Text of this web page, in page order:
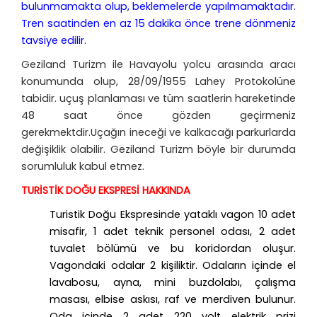
bulunmamakta olup, beklemelerde yapılmamaktadır.
Tren saatinden en az 15 dakika önce trene dönmeniz
tavsiye edilir.
Geziland Turizm ile Havayolu yolcu arasında aracı
konumunda olup, 28/09/1955 Lahey Protokolüne
tabidir. uçuş planlaması ve tüm saatlerin hareketinde
48 saat önce gözden geçirmeniz
gerekmektdir.Uçağın ineceği ve kalkacağı parkurlarda
değişiklik olabilir. Geziland Turizm böyle bir durumda
sorumluluk kabul etmez.
TURİSTİK DOĞU EKSPRESİ HAKKINDA
Turistik Doğu Ekspresinde yataklı vagon 10 adet
misafir, 1 adet teknik personel odası, 2 adet
tuvalet bölümü ve bu koridordan oluşur.
Vagondaki odalar 2 kişiliktir. Odaların içinde el
lavabosu, ayna, mini buzdolabı, çalışma
masası, elbise askısı, raf ve merdiven bulunur.